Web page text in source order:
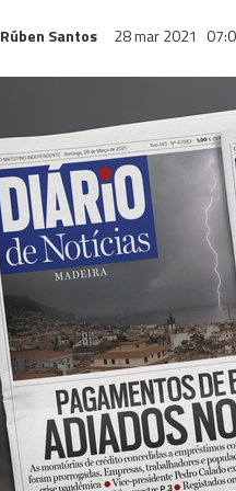
Rúben Santos 28 mar 2021